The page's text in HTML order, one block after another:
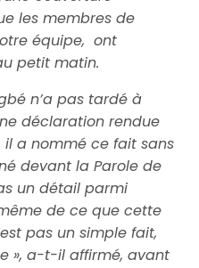
les membres de
équipe, ont
petit matin.
n’a pas tardé à
déclaration rendue
il a nommé ce fait sans
devant la Parole de
un détail parmi
de ce que cette
pas un simple fait,
», a-t-il affirmé, avant